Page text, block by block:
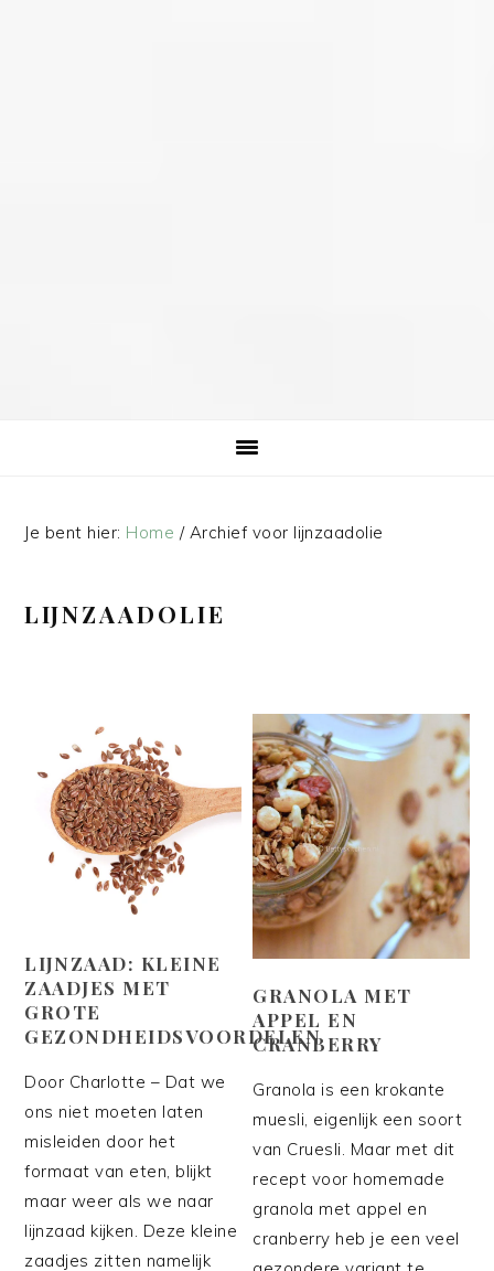
Je bent hier: Home /Archief voor lijnzaadolie
LIJNZAADOLIE
LIJNZAAD: KLEINE
ZAADJES MET
GROTE
GEZONDHEIDSVOORDELEN
Door Charlotte – Dat we
ons niet moeten laten
misleiden door het
formaat van eten, blijkt
maar weer als we naar
lijnzaad kijken. Deze kleine
zaadjes zitten namelijk
GRANOLA MET
APPEL EN
CRANBERRY
Granola is een krokante
muesli, eigenlijk een soort
van Cruesli. Maar met dit
recept voor homemade
granola met appel en
cranberry heb je een veel